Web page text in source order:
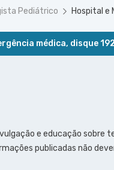
Pediátrico Hospital e
médica, disque
e educação
publicadas não